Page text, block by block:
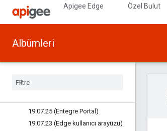
Apigee Edge Özel Bulut
Albümleri
19.09.18 (Entegre Portal)
19.09.17 (Entegre Portal)
19.08.27 (Edge kullanıcı arayüzü)
Raporlaması)
19
19.07.25 (Entegre Portal)
19.07.23 (Edge kullanıcı arayüzü)